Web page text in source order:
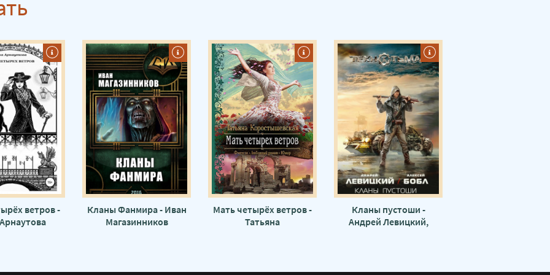
ветров -
Кланы Фанмира - Иван
Магазинников
Мать четырёх ветров -
Татьяна
Кланы пустоши -
Андрей Левицкий,